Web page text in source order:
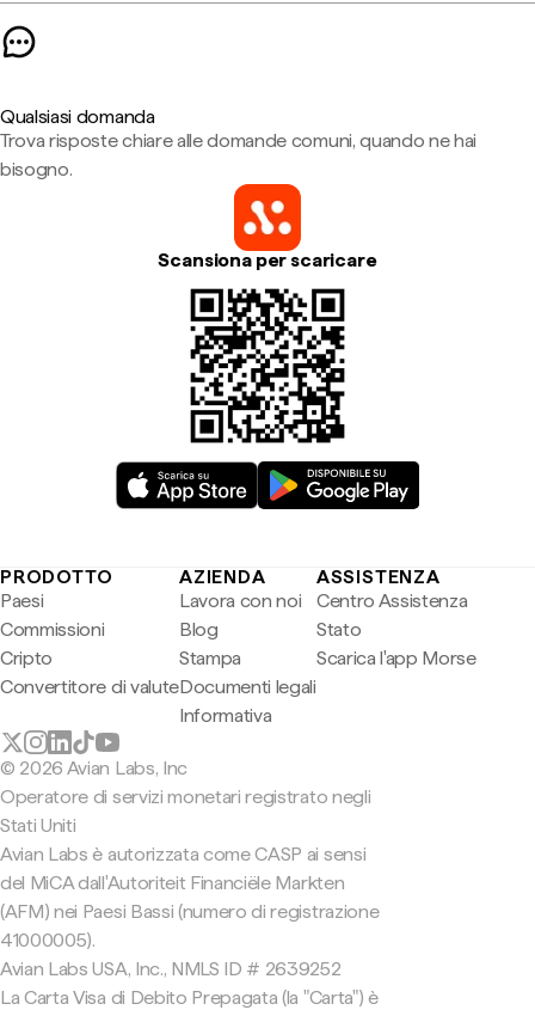
Qualsiasi domanda
Trova risposte chiare alle domande comuni, quando ne hai
bisogno.
Scansiona per scaricare
PRODOTTO
Paesi
Commissioni
Cripto
Convertitore di valute
AZIENDA
Lavora con noi
Blog
Stampa
Documenti legali
Informativa
ASSISTENZA
Centro Assistenza
Stato
Scarica l'app Morse
© 2026 Avian Labs, Inc
Operatore di servizi monetari registrato negli
Stati Uniti
Avian Labs è autorizzata come CASP ai sensi
del MiCA dall'Autoriteit Financiële Markten
(AFM) nei Paesi Bassi (numero di registrazione
41000005).
Avian Labs USA, Inc., NMLS ID # 2639252
La Carta Visa di Debito Prepagata (la "Carta") è